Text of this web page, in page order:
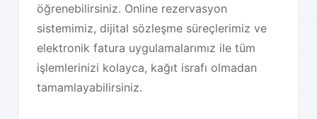
öğrenebilirsiniz. Online rezervasyon
sistemimiz, dijital sözleşme süreçlerimiz ve
elektronik fatura uygulamalarımız ile tüm
işlemlerinizi kolayca, kağıt israfı olmadan
tamamlayabilirsiniz.